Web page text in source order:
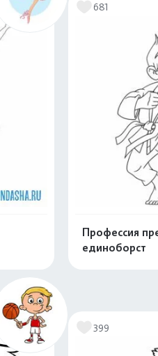
681
Профессия
единоборст
399